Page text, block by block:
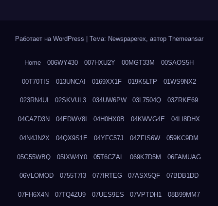
Работает на WordPress Тема: Newspaperex, автор Themeansar
Home 006WY430 007HXU2Y 00MGT33M 00SAOS5H
00T70TIS 013UNCAI 0169XX1F 019K5LTP 01WS9NX2
023RN4UI 02SKVUL3 034UW6PW 03L7504Q 03ZRKE69
04CAZD3N 04EDWV8I 04H0HX0B 04KWVG4E 04LI8DHX
04N4JN2X 04QX9S1E 04YFC57J 04ZFIS6W 059KC9DM
05G55WBQ 05IXW4Y0 05T6CZAL 069K7D5M 06FAMUAG
06VLOMOD 0755T7I3 077IRTEG 07ASX5QF 07BDB1DD
07FH6X4N 07TQ4ZU9 07UES9ES 07VPTDH1 08B99MM7